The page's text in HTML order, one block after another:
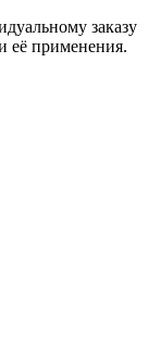
заказу
её применения.